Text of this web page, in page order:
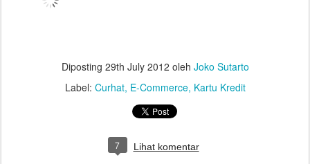
Diposting 29th July 2012 oleh Joko Sutarto
Label: Curhat E-Commerce Kartu Kredit
7 Lihat komentar